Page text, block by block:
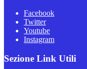
Facebook
Twitter
Youtube
Instagram
Sezione Link Utili